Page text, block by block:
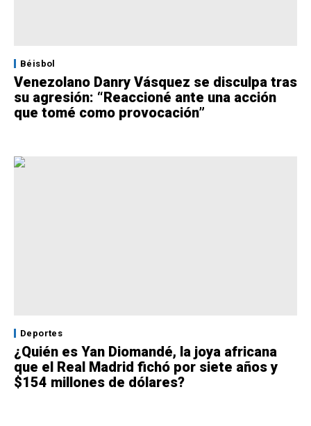
Béisbol
Venezolano Danry Vásquez se disculpa tras
su agresión: “Reaccioné ante una acción
que tomé como provocación”
Deportes
¿Quién es Yan Diomandé, la joya africana
que el Real Madrid fichó por siete años y
$154 millones de dólares?